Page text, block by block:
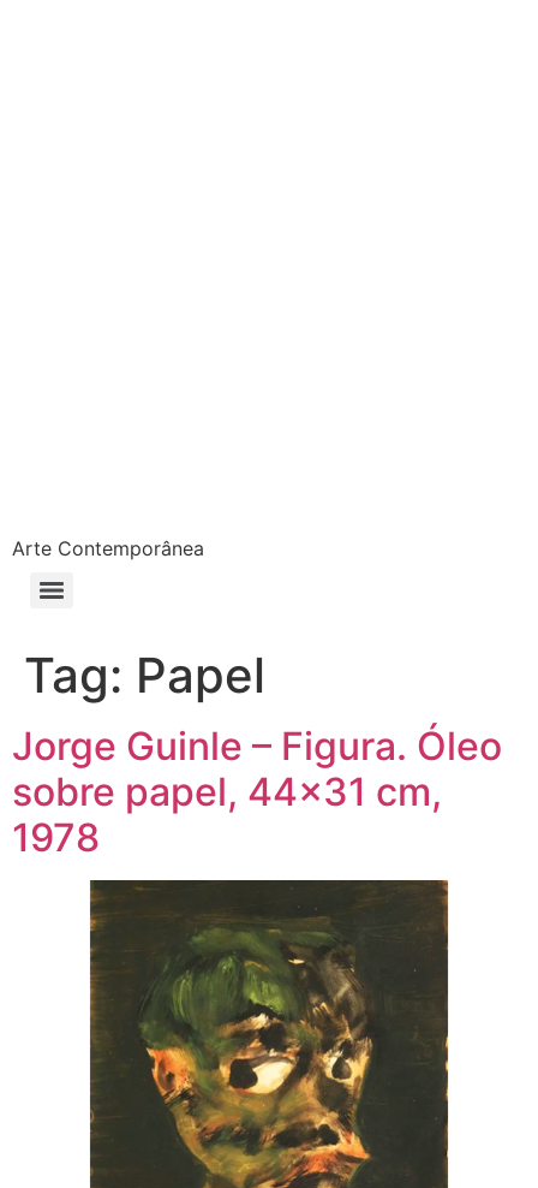
Arte Contemporânea
Tag: Papel
Jorge Guinle – Figura. Óleo
sobre papel, 44×31 cm,
1978